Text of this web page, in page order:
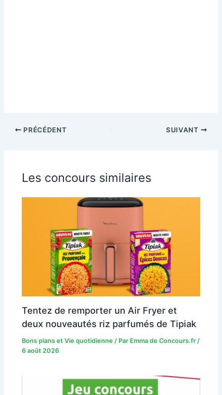
PRÉCÉDENT SUIVANT
Les concours similaires
Tentez de remporter un Air Fryer et
deux nouveautés riz parfumés de Tipiak
Bons plans et Vie quotidienne / Par Emma de Concours.fr/
6 août 2026